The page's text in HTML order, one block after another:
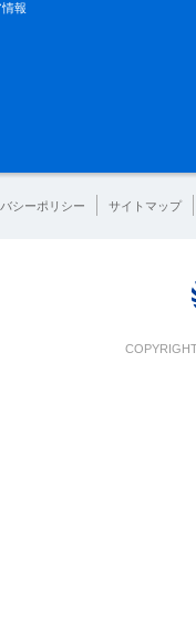
情報
シーポリシー サイトマップ